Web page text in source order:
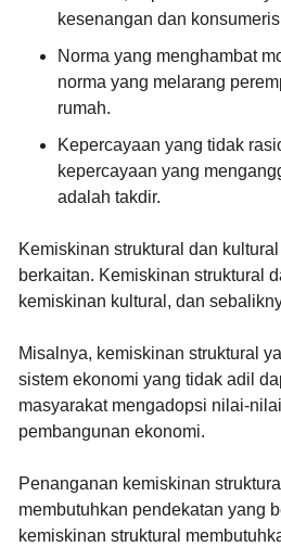
kesenangan dan
Norma yang menghambat
norma yang melarang
rumah.
Kepercayaan yang tidak
kepercayaan yang
adalah takdir.
Kemiskinan struktural dan
berkaitan. Kemiskinan struktural
kemiskinan kultural, dan
Misalnya, kemiskinan struktural
sistem ekonomi yang tidak adil
masyarakat mengadopsi nilai-
pembangunan ekonomi.
Penanganan kemiskinan
membutuhkan pendekatan yang
kemiskinan struktural